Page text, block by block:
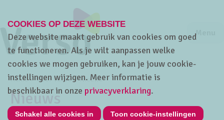
Jump
Menu
Home Over Verso Nieuws
Nieuws
COOKIES OP DEZE WEBSITE
Deze website maakt gebruik van cookies om goed
te functioneren. Als je wilt aanpassen welke
cookies we mogen gebruiken, kan je jouw cookie-
instellingen wijzigen. Meer informatie is
beschikbaar in onze privacyverklaring.
Schakel alle cookies in Toon cookie-instellingen